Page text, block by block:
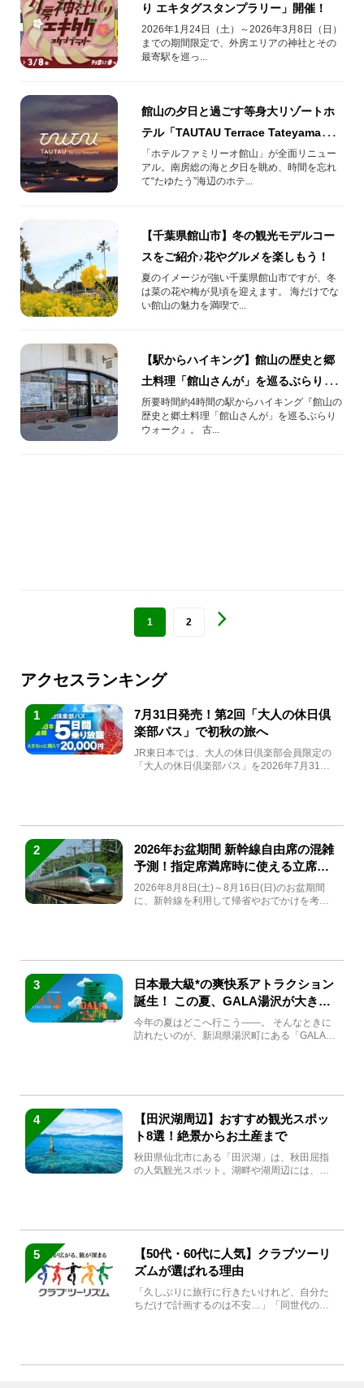
り エキタグスタンプラリー」開催！
2026年1月24日（土）～2026年3月8日（日）
までの期間限定で、外房エリアの神社とその
最寄駅を巡っ...
館山の夕日と過ごす等身大リゾートホ
テル「TAUTAU Terrace Tateyama」
がオープン
「ホテルファミリーオ館山」が全面リニュー
アル。南房総の海と夕日を眺め、時間を忘れ
て“たゆたう”海辺のホテ...
【千葉県館山市】冬の観光モデルコー
スをご紹介♪花やグルメを楽しもう！
夏のイメージが強い千葉県館山市ですが、冬
は菜の花や梅が見頃を迎えます。 海だけでな
い館山の魅力を満喫で...
【駅からハイキング】館山の歴史と郷
土料理「館山さんが」を巡るぶらりウ
ォーク
所要時間約4時間の駅からハイキング『館山の
歴史と郷土料理「館山さんが」を巡るぶらり
ウォーク』。 古...
1 2
アクセスランキング
1
7月31日発売！第2回「大人の休日倶
楽部パス」で初秋の旅へ
JR東日本では、大人の休日倶楽部会員限定の
「大人の休日倶楽部パス」を2026年7月31日
2
2026年お盆期間 新幹線自由席の混雑
予測！指定席満席時に使える立席特
急券も解説
2026年8月8日(土)～8月16日(日)のお盆期間
に、新幹線を利用して帰省やおでかけを考え
3
日本最大級*の爽快系アトラクション
誕生！ この夏、GALA湯沢が大きく
生まれ変わる
今年の夏はどこへ行こう――。 そんなときに
訪れたいのが、新潟県湯沢町にある「GALA湯
4
【田沢湖周辺】おすすめ観光スポッ
ト8選！絶景からお土産まで
秋田県仙北市にある「田沢湖」は、秋田屈指
の人気観光スポット。湖畔や湖周辺には、田
5
【50代・60代に人気】クラブツーリ
ズムが選ばれる理由
「久しぶりに旅行に行きたいけれど、自分た
ちだけで計画するのは不安…」「同世代の方